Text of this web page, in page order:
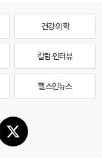
건강·의학
칼럼·인터뷰
헬스인뉴스